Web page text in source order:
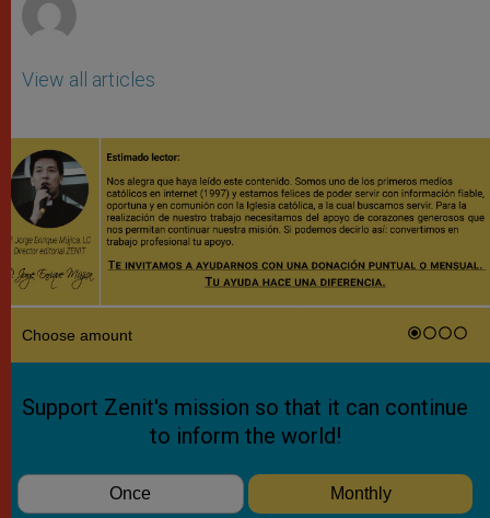
View all articles